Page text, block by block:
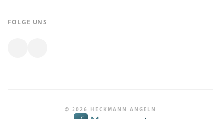
FOLGE UNS
© 2026 HECKMANN ANGELN